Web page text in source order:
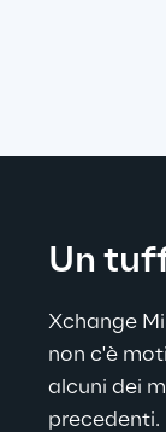
Un
Xchange
non c'è
alcuni dei
precedenti.